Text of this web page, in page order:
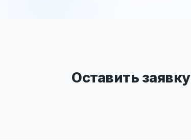
Оставить заявку